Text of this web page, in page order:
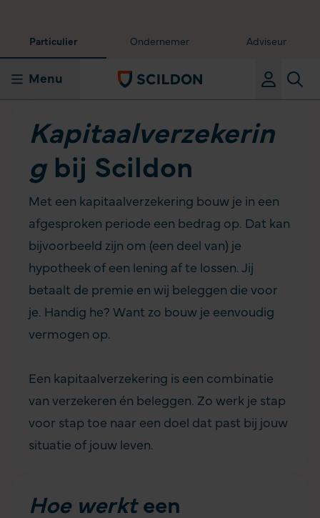
Particulier Ondernemer Adviseur
Menu
Kapitaalverzekerin
gbij Scildon
Met een kapitaalverzekering bouw je in een
afgesproken periode een bedrag op. Dat kan
bijvoorbeeld zijn om (een deel van) je
hypotheek of een lening af te lossen. Jij
betaalt de premie en wij beleggen die voor
je. Handig he? Want zo bouw je eenvoudig
vermogen op.
Een kapitaalverzekering is een combinatie
van verzekeren én beleggen. Zo werk je stap
voor stap toe naar een doel dat past bij jouw
situatie of jouw leven.
Hoe werkteen